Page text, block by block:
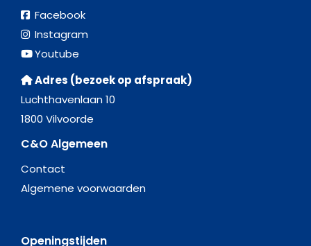
Facebook
Instagram
Youtube
Adres (bezoek op afspraak)
Luchthavenlaan 10
1800 Vilvoorde
C&O Algemeen
Contact
Algemene voorwaarden
Openingstijden